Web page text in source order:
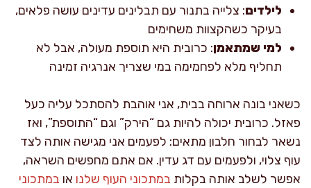
לילדים: צלייה בתנור עם תבלינים עדינים עושה פלאים,
בעיקר כשהקצוות משחימים
למי שמתאמן: כרובית היא תוספת מעולה, אבל לא
תחליף מלא לפחמימה במי שצריך אנרגיה זמינה
כשאני בונה ארוחה בבית, אני אוהבת להסתכל עליה כעל
פאזל. כרובית יכולה להיות גם “הירק” וגם “התוספת”, ואז
נשאר לבחור חלבון מתאים: לפעמים אני מגישה אותה לצד
עוף צלוי, ולפעמים עם דג עדין. אם אתם מחפשים השראה,
אפשר לשלב אותה בקלות במתכוני העוף שלנו או במתכוני